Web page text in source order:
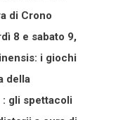
di Crono
8 e sabato 9,
i giochi
della
: gli spettacoli